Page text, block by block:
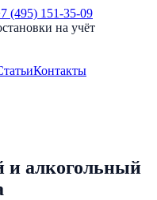
(495) 151-35-09
на учёт
Контакты
и алкогольный